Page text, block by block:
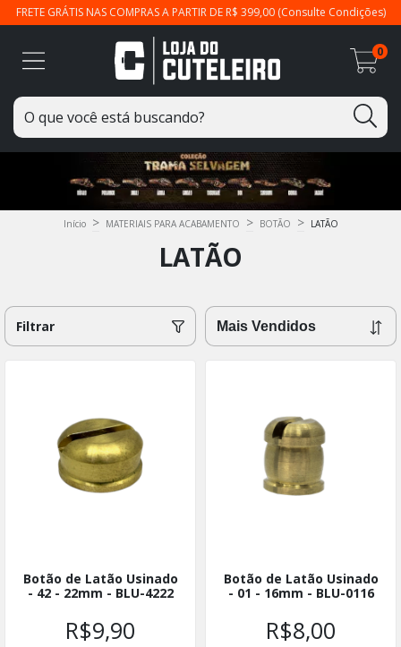
FRETE GRÁTIS NAS COMPRAS A PARTIR DE R$ 399,00 (Consulte Condições)
0
Início > MATERIAIS PARA ACABAMENTO > BOTÃO > LATÃO
LATÃO
Filtrar
Botão de Latão Usinado
- 42 - 22mm - BLU-4222
R$9,90
Botão de Latão Usinado
- 01 - 16mm - BLU-0116
R$8,00